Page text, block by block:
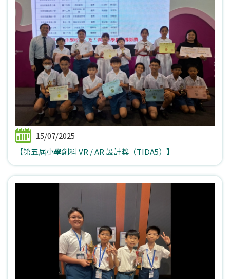
15/07/2025
【第五屆小學創科 VR / AR 設計獎（TIDA5）】